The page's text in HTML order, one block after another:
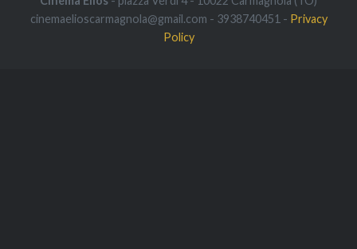
cinemaelioscarmagnola@gmail.com - 3938740451 - Privacy
Policy